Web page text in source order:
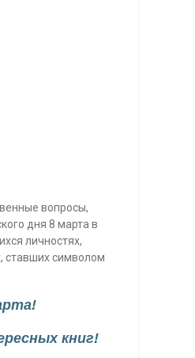
вопросы,
дня 8 марта в
личностях,
ставших символом
книг!